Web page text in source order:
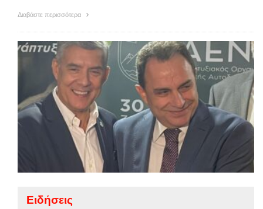
Διαβάστε περισσότερα
Ειδήσεις